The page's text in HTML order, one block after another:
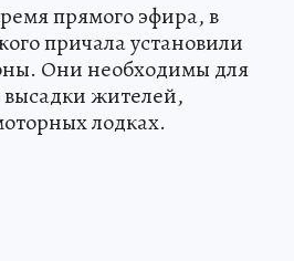
прямого эфира, в
причала установили
Они необходимы для
жителей,
лодках.